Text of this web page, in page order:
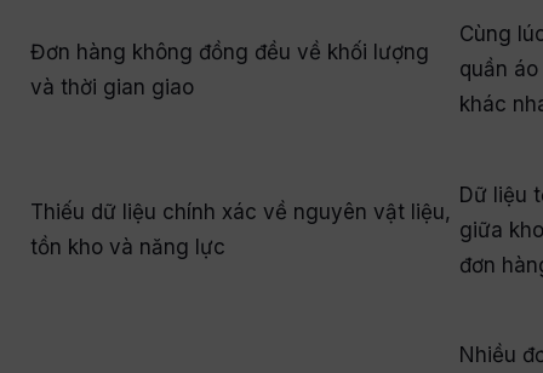
Đơn hàng không đồng đều về khối lượng
và thời gian giao
Cùng
quần
khác
Thiếu dữ liệu chính xác về nguyên vật liệu,
tồn kho và năng lực
Dữ liệu
giữa
đơn
Nhiều